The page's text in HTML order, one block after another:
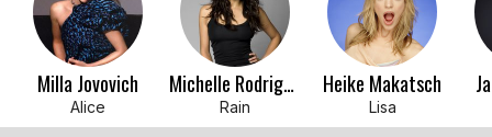
Milla Jovovich
Alice
Michelle Rodriguez
Rain
Heike Makatsch
Lisa